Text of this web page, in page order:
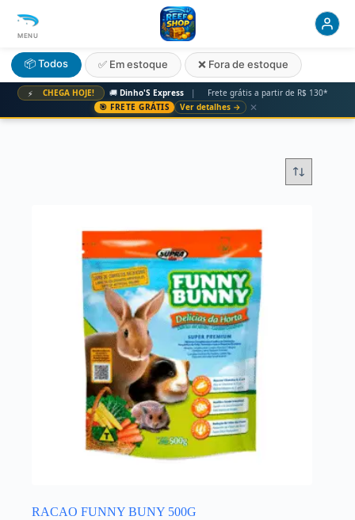
⚡ CHEGA HOJE! 🚚 Dinho'S Express |
Frete grátis a partir de R$ 130*
🎯 FRETE GRÁTIS
Ver detalhes → ✕
MENU
📦 Todos ✅ Em estoque ❌ Fora de estoque
RACAO FUNNY BUNY 500G